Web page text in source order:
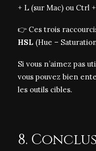
+ L (sur Mac) ou Ctrl
👉 Ces trois
HSL (Hue –
Si vous n’aimez pas
vous pouvez bien
les outils cibles.
8.